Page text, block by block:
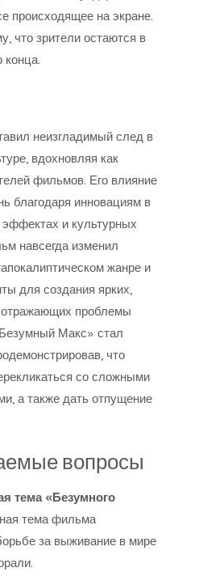
происходящее на экране.
что зрители остаются в
конца.
неизгладимый след в
вдохновляя как
фильмов. Его влияние
благодаря инновациям в
и культурных
навсегда изменил
жанре и
для создания ярких,
проблемы
Макс» стал
что
со сложными
а также дать отпущение
вопросы
тема «Безумного
тема фильма
за выживание в мире